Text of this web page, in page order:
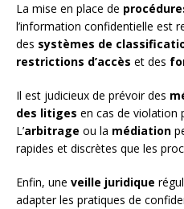
La mise en place de
l’information confidentielle est
des systèmes de
restrictions d’accès et des
Il est judicieux de prévoir des
des litiges en cas de violation
L’arbitrage ou la médiation
rapides et discrètes que les
Enfin, une veille juridique
adapter les pratiques de